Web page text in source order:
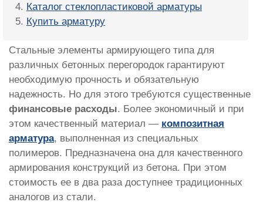
Каталог стеклопластиковой арматуры
Купить арматуру
Стальные элементы армирующего типа для
различных бетонных перегородок гарантируют
необходимую прочность и обязательную
надежность. Но для этого требуются существенные
финансовые расходы. Более экономичный и при
этом качественный материал — композитная
арматура, выполненная из специальных
полимеров. Предназначена она для качественного
армирования конструкций из бетона. При этом
стоимость ее в два раза доступнее традиционных
аналогов из стали.